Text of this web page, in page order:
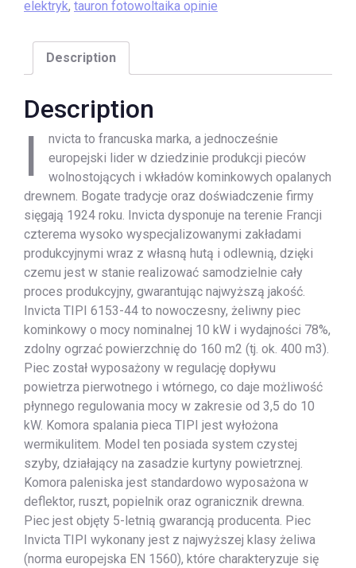
elektryk, tauron fotowoltaika opinie
Description
Description
I
nvicta to francuska marka, a jednocześnie
europejski lider w dziedzinie produkcji pieców
wolnostojących i wkładów kominkowych opalanych
drewnem. Bogate tradycje oraz doświadczenie firmy
sięgają 1924 roku. Invicta dysponuje na terenie Francji
czterema wysoko wyspecjalizowanymi zakładami
produkcyjnymi wraz z własną hutą i odlewnią, dzięki
czemu jest w stanie realizować samodzielnie cały
proces produkcyjny, gwarantując najwyższą jakość.
Invicta TIPI 6153-44 to nowoczesny, żeliwny piec
kominkowy o mocy nominalnej 10 kW i wydajności 78%,
zdolny ogrzać powierzchnię do 160 m2 (tj. ok. 400 m3).
Piec został wyposażony w regulację dopływu
powietrza pierwotnego i wtórnego, co daje możliwość
płynnego regulowania mocy w zakresie od 3,5 do 10
kW. Komora spalania pieca TIPI jest wyłożona
wermikulitem. Model ten posiada system czystej
szyby, działający na zasadzie kurtyny powietrznej.
Komora paleniska jest standardowo wyposażona w
deflektor, ruszt, popielnik oraz ogranicznik drewna.
Piec jest objęty 5-letnią gwarancją producenta. Piec
Invicta TIPI wykonany jest z najwyższej klasy żeliwa
(norma europejska EN 1560), które charakteryzuje się